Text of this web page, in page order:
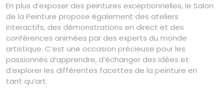
En plus d’exposer des peintures exceptionnelles, le Salon
de la Peinture propose également des ateliers
interactifs, des démonstrations en direct et des
conférences animées par des experts du monde
artistique. C’est une occasion précieuse pour les
passionnés d’apprendre, d’échanger des idées et
d’explorer les différentes facettes de la peinture en
tant qu’art.